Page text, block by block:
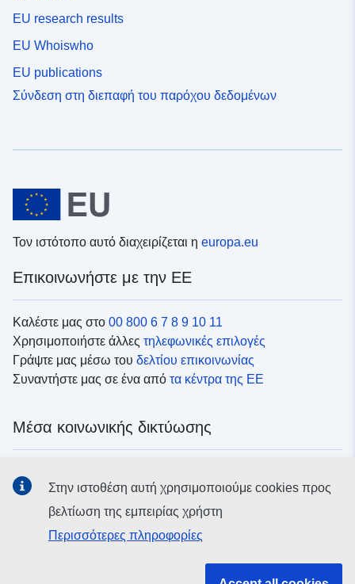
EU research results
EU Whoiswho
EU publications
Σύνδεση στη διεπαφή του παρόχου δεδομένων
Τον ιστότοπο αυτό διαχειρίζεται η europa.eu
Επικοινωνήστε με την ΕΕ
Καλέστε μας στο 00 800 6 7 8 9 10 11
Χρησιμοποιήστε άλλες τηλεφωνικές επιλογές
Γράψτε μας μέσω του δελτίου επικοινωνίας
Συναντήστε μας σε ένα από τα κέντρα της ΕΕ
Μέσα κοινωνικής δικτύωσης
δικτύωσηςΣτην ιστοθέση αυτή χρησιμοποιούμε cookies προς
βελτίωση της εμπειρίας χρήστη
Περισσότερες πληροφορίες